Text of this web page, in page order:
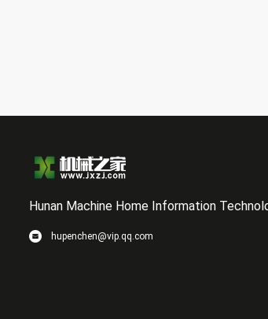
Hunan Machine Home Information
hupenchen@vip.qq.com